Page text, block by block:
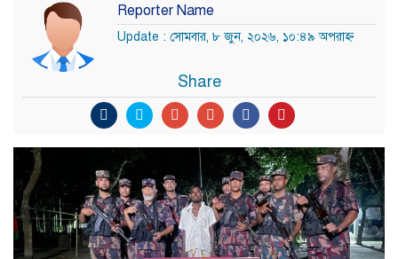
Reporter Name
Update : সোমবার, ৮ জুন, ২০২৬, ১০:৪৯ অপরাহ্ণ
Share